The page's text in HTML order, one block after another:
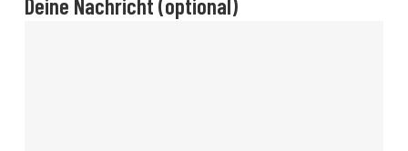
Deine Nachricht (optional)